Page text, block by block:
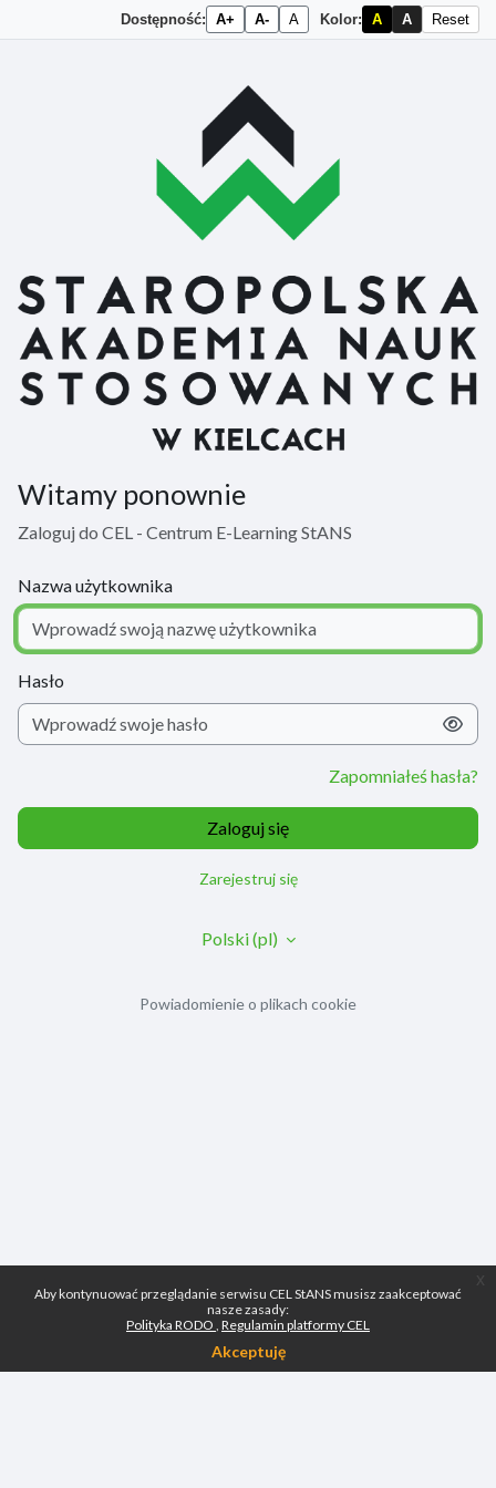
Dostępność: A+ A- A Kolor: A A Reset
Aby kontynuować przeglądanie serwisu CEL StANS musisz zaakceptować
nasze zasady:
Polityka RODO Regulamin platformy CEL
Akceptuję
Witamy ponownie
Zaloguj do CEL - Centrum E-Learning StANS
Nazwa użytkownika
Hasło
Zapomniałeś hasła?
Zaloguj się
Zarejestruj się
Polski ‎(pl)‎
Powiadomienie o plikach cookie